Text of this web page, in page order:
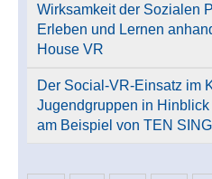
Wirksamkeit der Sozialen
Erleben und Lernen
House VR
Der Social-VR-Einsatz im
Jugendgruppen in
am Beispiel von TEN SING